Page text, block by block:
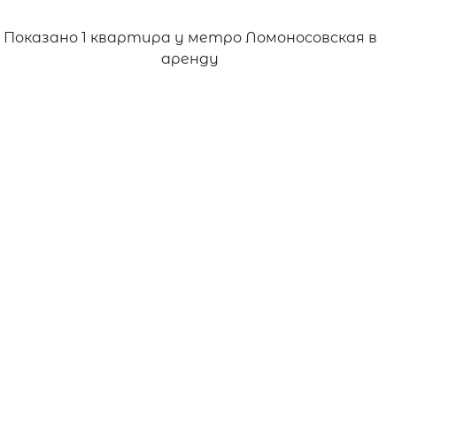
Показано 1 квартира у метро Ломоносовская в
аренду